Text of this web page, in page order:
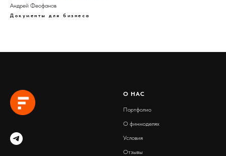
Андрей Феофанов
Документы для бизнеса
О НАС
Портфолио
О финмоделях
Условия
Отзывы